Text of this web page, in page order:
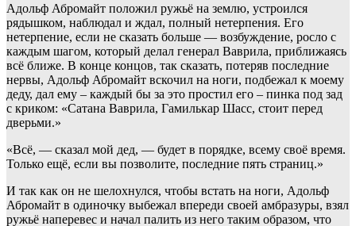
Адольф Абромайт положил ружьё на землю, устроился
рядышком, наблюдал и ждал, полный нетерпения. Его
нетерпение, если не сказать больше — возбуждение, росло с
каждым шагом, который делал генерал Ваврила, приближаясь
всё ближе. В конце концов, так сказать, потеряв последние
нервы, Адольф Абромайт вскочил на ноги, подбежал к моему
деду, дал ему – каждый бы за это простил его – пинка под зад
с криком: «Сатана Ваврила, Гамилькар Шасс, стоит перед
дверьми.»
«Всё, — сказал мой дед, — будет в порядке, всему своё время.
Только ещё, если вы позволите, последние пять страниц.»
И так как он не шелохнулся, чтобы встать на ноги, Адольф
Абромайт в одиночку выбежал впереди своей амбразуры, взял
ружьё наперевес и начал палить из него таким образом, что